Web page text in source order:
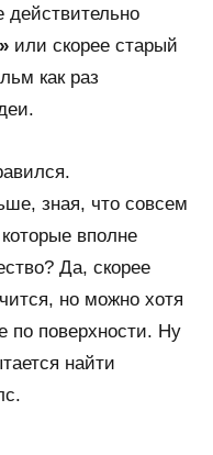
или скорее старый
как раз
зная, что совсем
вполне
Да, скорее
но можно хотя
по поверхности. Ну
найти